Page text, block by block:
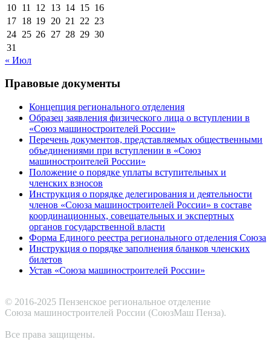
10 11 12 13 14 15 16
17 18 19 20 21 22 23
24 25 26 27 28 29 30
31
« Июл
Правовые документы
Концепция регионального отделения
Образец заявления физического лица о вступлении в
«Союз машиностроителей России»
Перечень документов, представляемых общественными
объединениями при вступлении в «Союз
машиностроителей России»
Положение о порядке уплаты вступительных и
членских взносов
Инструкция о порядке делегирования и деятельности
членов «Союза машиностроителей России» в составе
координационных, совещательных и экспертных
органов государственной власти
Форма Единого реестра регионального отделения Союза
Инструкция о порядке заполнения бланков членских
билетов
Устав «Союза машиностроителей России»
© 2016-2025 Пензенское региональное отделение
Cоюза машиностроителей России (СоюзМаш Пенза).
Все права защищены.